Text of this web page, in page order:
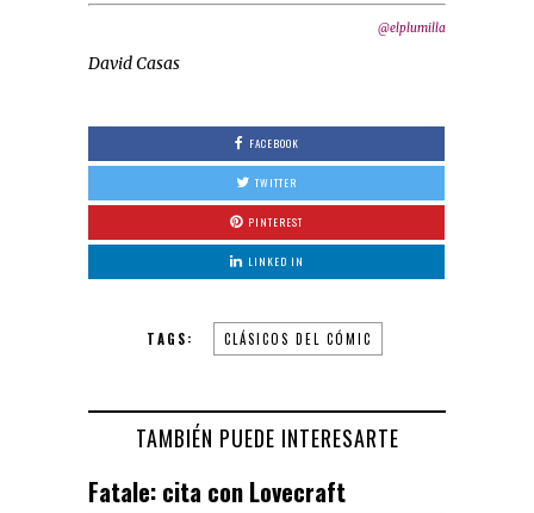
@elplumilla
David Casas
FACEBOOK
TWITTER
PINTEREST
LINKED IN
TAGS: CLÁSICOS DEL CÓMIC
TAMBIÉN PUEDE INTERESARTE
Fatale: cita con Lovecraft